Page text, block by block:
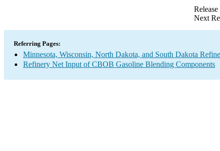
Next
Referring Pages:
Minnesota, Wisconsin, North Dakota, and South Dakota
Refinery Net Input of CBOB Gasoline Blending Components